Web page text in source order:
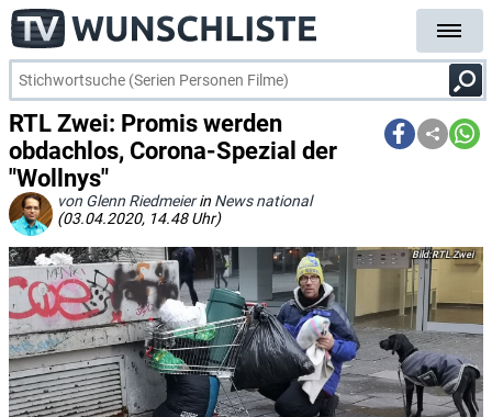
RTL Zwei: Promis werden
obdachlos, Corona-Spezial der
"Wollnys"
von Glenn Riedmeierin News national
(03.04.2020, 14.48 Uhr)
RTL Zwei